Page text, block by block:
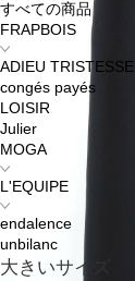
すべての商品
FRAPBOIS
ADIEU TRISTESSE
congés payés
LOISIR
Julier
MOGA
L'EQUIPE
endalence
unbilanc
大きいサイズ